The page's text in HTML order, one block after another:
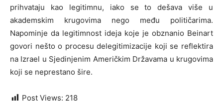
prihvataju kao legitimnu, iako se to dešava više u
akademskim krugovima nego među političarima.
Napominje da legitimnost ideja koje je obznanio Beinart
govori nešto o procesu delegitimizacije koji se reflektira
na Izrael u Sjedinjenim Američkim Državama u krugovima
koji se neprestano šire.
Post Views: 218